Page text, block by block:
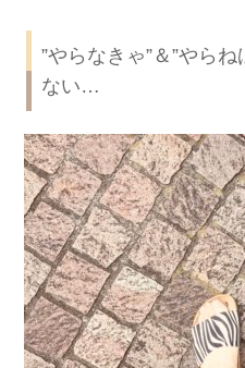
”やらなきゃ”＆”やら
ない…